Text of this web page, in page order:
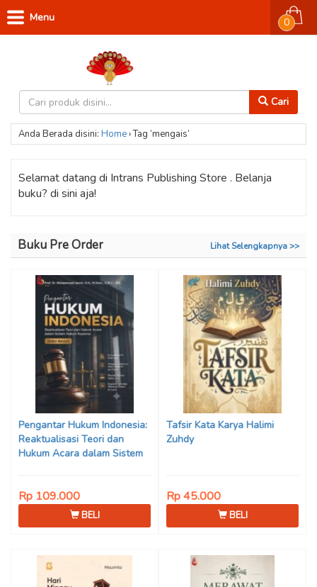
Cari
0
Menu
Anda Berada disini: Home›Tag ‘mengais’
Selamat datang di Intrans Publishing Store . Belanja
buku? di sini aja!
Buku Pre Order Lihat Selengkapnya >>
Pengantar Hukum Indonesia:
Reaktualisasi Teori dan
Hukum Acara dalam Sistem
Jamin, S.H., M.Hum., dkk.
Rp 109.000
BELI
Tafsir Kata Karya Halimi
Zuhdy
Rp 45.000
BELI